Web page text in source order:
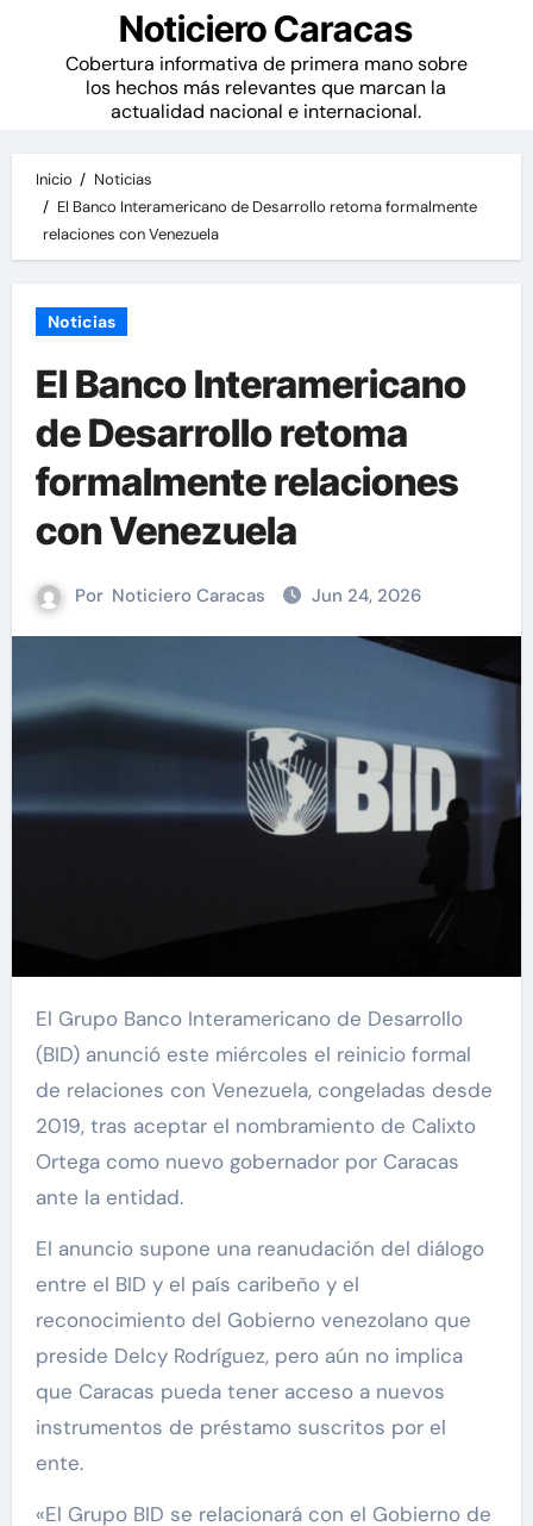
Noticiero Caracas
Cobertura informativa de primera mano sobre
los hechos más relevantes que marcan la
actualidad nacional e internacional.
Inicio
Noticias
El Banco Interamericano de Desarrollo retoma formalmente
relaciones con Venezuela
Noticias
El Banco Interamericano
de Desarrollo retoma
formalmente relaciones
con Venezuela
Por Noticiero Caracas Jun 24, 2026
El Grupo Banco Interamericano de Desarrollo
(BID) anunció este miércoles el reinicio formal
de relaciones con Venezuela, congeladas desde
2019, tras aceptar el nombramiento de Calixto
Ortega como nuevo gobernador por Caracas
ante la entidad.
El anuncio supone una reanudación del diálogo
entre el BID y el país caribeño y el
reconocimiento del Gobierno venezolano que
preside Delcy Rodríguez, pero aún no implica
que Caracas pueda tener acceso a nuevos
instrumentos de préstamo suscritos por el
ente.
«El Grupo BID se relacionará con el Gobierno de